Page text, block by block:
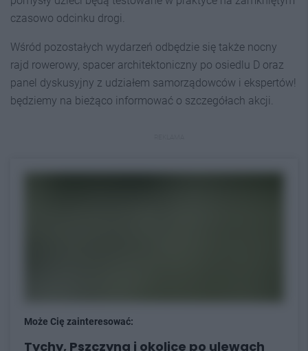
czasowo odcinku drogi.
Wśród pozostałych wydarzeń odbędzie się także nocny
rajd rowerowy, spacer architektoniczny po osiedlu D oraz
panel dyskusyjny z udziałem samorządowców i ekspertów!
będziemy na bieżąco informować o szczegółach akcji.
Może Cię zainteresować:
Tychy, Pszczyna i okolice po ulewach